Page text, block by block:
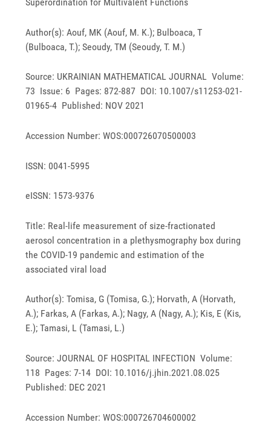
Author(s): Aouf, MK (Aouf, M. K.); Bulboaca, T
(Bulboaca, T.); Seoudy, TM (Seoudy, T. M.)
Source: UKRAINIAN MATHEMATICAL JOURNAL Volume:
73 Issue: 6 Pages: 872-887 DOI: 10.1007/s11253-021-
01965-4 Published: NOV 2021
Accession Number: WOS:000726070500003
ISSN: 0041-5995
eISSN: 1573-9376
Title: Real-life measurement of size-fractionated
aerosol concentration in a plethysmography box during
the COVID-19 pandemic and estimation of the
associated viral load
Author(s): Tomisa, G (Tomisa, G.); Horvath, A (Horvath,
A.); Farkas, A (Farkas, A.); Nagy, A (Nagy, A.); Kis, E (Kis,
E.); Tamasi, L (Tamasi, L.)
Source: JOURNAL OF HOSPITAL INFECTION Volume:
118 Pages: 7-14 DOI: 10.1016/j.jhin.2021.08.025
Published: DEC 2021
Accession Number: WOS:000726704600002